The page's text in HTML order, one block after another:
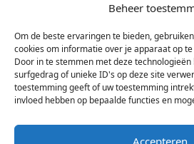
Beheer
Om de beste ervaringen te bieden,
cookies om informatie over je apparaat op
Door in te stemmen met deze technologieën
surfgedrag of unieke ID's op deze site
toestemming geeft of uw toestemming
invloed hebben op bepaalde functies en
Accepteren